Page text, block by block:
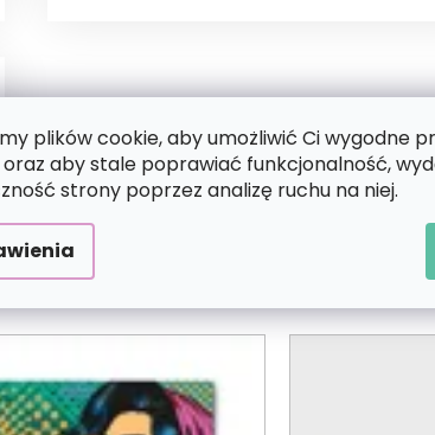
plików cookie, aby umożliwić Ci wygodne
aby stale poprawiać funkcjonalność,
strony poprzez analizę ruchu na niej.